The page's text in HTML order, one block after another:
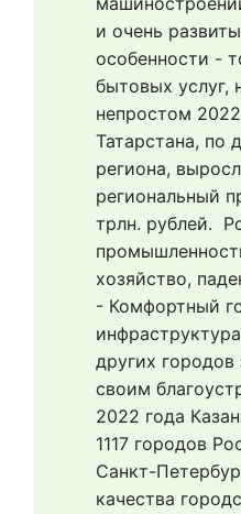
и очень
особенности -
бытовых услуг,
непростом
Татарстана, по
региона,
региональный
трлн. рублей.
хозяйство,
- Комфортный
других
своим
2022 года
1117 городов
Санкт-
качества